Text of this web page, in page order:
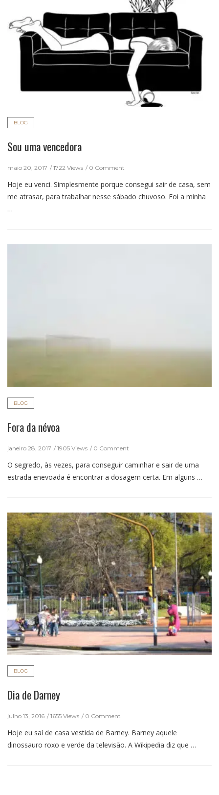
BLOG
Sou uma vencedora
maio 20, 2017 1722 Views 0 Comment
Hoje eu venci. Simplesmente porque consegui sair de casa, sem
me atrasar, para trabalhar nesse sábado chuvoso. Foi a minha
…
BLOG
Fora da névoa
janeiro 28, 2017 1905 Views 0 Comment
O segredo, às vezes, para conseguir caminhar e sair de uma
estrada enevoada é encontrar a dosagem certa. Em alguns …
BLOG
Dia de Darney
julho 13, 2016 1655 Views 0 Comment
Hoje eu saí de casa vestida de Barney. Barney aquele
dinossauro roxo e verde da televisão. A Wikipedia diz que …